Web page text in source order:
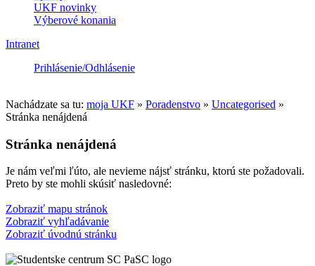
UKF novinky
Výberové konania
Intranet
Prihlásenie/Odhlásenie
Nachádzate sa tu: moja UKF » Poradenstvo » Uncategorised »
Stránka nenájdená
Stránka nenájdená
Je nám veľmi ľúto, ale nevieme nájsť stránku, ktorú ste požadovali.
Preto by ste mohli skúsiť nasledovné:
Zobraziť mapu stránok
Zobraziť vyhľadávanie
Zobraziť úvodnú stránku